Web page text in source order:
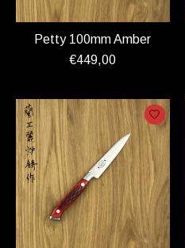
Petty 100mm Amber
€449,00